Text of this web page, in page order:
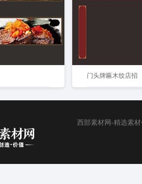
门头牌匾木纹店招
西部素材网-精选素